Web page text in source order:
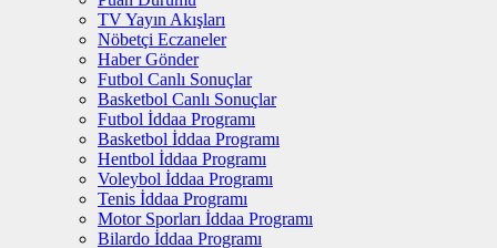
TV Yayın Akışları
Nöbetçi Eczaneler
Haber Gönder
Futbol Canlı Sonuçlar
Basketbol Canlı Sonuçlar
Futbol İddaa Programı
Basketbol İddaa Programı
Hentbol İddaa Programı
Voleybol İddaa Programı
Tenis İddaa Programı
Motor Sporları İddaa Programı
Bilardo İddaa Programı